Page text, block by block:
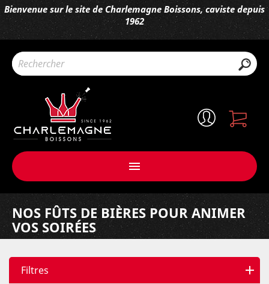
Bienvenue sur le site de Charlemagne Boissons, caviste depuis
1962

NOS FÛTS DE BIÈRES POUR ANIMER
VOS SOIRÉES
Filtres